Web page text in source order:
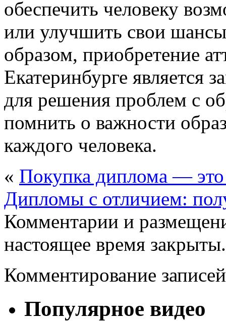
обеспечить человеку
или улучшить свои
образом, приобретение
Екатеринбурге является
для решения проблем с
помнить о важности
каждого человека.
« Покупка диплома —
Дипломы с отличием:
Комментарии и
настоящее время закрыты.
Комментирование
Популярное видео